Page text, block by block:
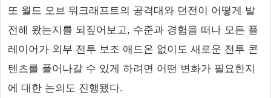
또 월드 오브 워크래프트의 공격대와 던전이 어떻게 발
전해 왔는지를 되짚어보고, 수준과 경험을 떠나 모든 플
레이어가 외부 전투 보조 애드온 없이도 새로운 전투 콘
텐츠를 풀어나갈 수 있게 하려면 어떤 변화가 필요한지
에 대한 논의도 진행됐다.